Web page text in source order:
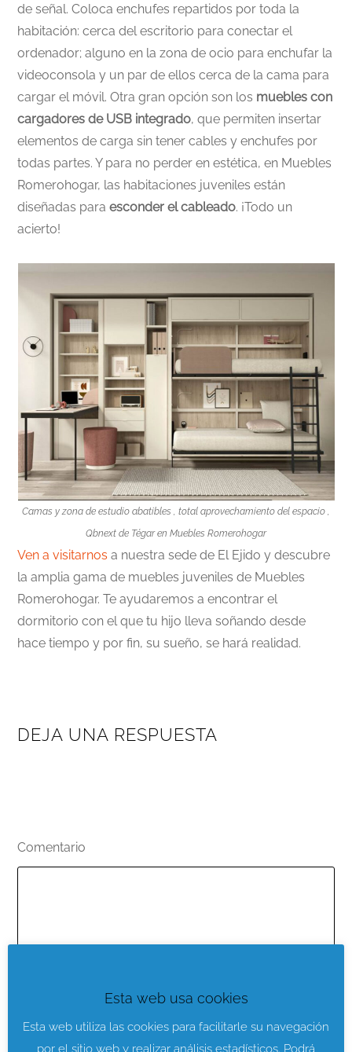
de señal. Coloca enchufes repartidos por toda la
habitación: cerca del escritorio para conectar el
ordenador; alguno en la zona de ocio para enchufar la
videoconsola y un par de ellos cerca de la cama para
cargar el móvil. Otra gran opción son los muebles con
cargadores de USB integrado, que permiten insertar
elementos de carga sin tener cables y enchufes por
todas partes. Y para no perder en estética, en Muebles
Romerohogar, las habitaciones juveniles están
diseñadas paraesconder el cableado. ¡Todo un
acierto!
Camas y zona de estudio abatibles , total aprovechamiento del espacio ,
Qbnext de Tégar en Muebles Romerohogar
Ven a visitarnos a nuestra sede de El Ejido y descubre
la amplia gama de muebles juveniles de Muebles
Romerohogar. Te ayudaremos a encontrar el
dormitorio con el que tu hijo lleva soñando desde
hace tiempo y por fin, su sueño, se hará realidad.
DEJA UNA RESPUESTA
Comentario
Nombre* Correo electrónico*
Esta web usa cookies
Esta web utiliza las cookies para facilitarle su navegación
por el sitio web y realizar análisis estadísticos. Podrá